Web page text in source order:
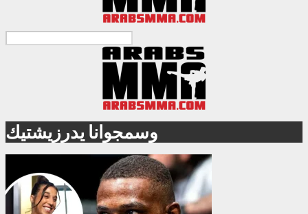
وسمجوانا يدرزيشتيك